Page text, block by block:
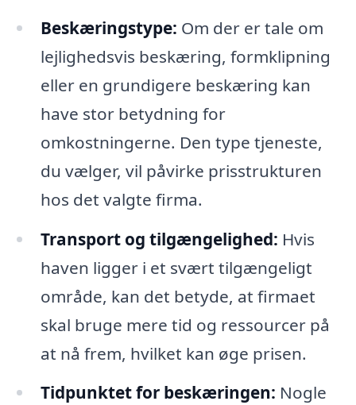
Beskæringstype: Om der er tale om
lejlighedsvis beskæring, formklipning
eller en grundigere beskæring kan
have stor betydning for
omkostningerne. Den type tjeneste,
du vælger, vil påvirke prisstrukturen
hos det valgte firma.
Transport og tilgængelighed: Hvis
haven ligger i et svært tilgængeligt
område, kan det betyde, at firmaet
skal bruge mere tid og ressourcer på
at nå frem, hvilket kan øge prisen.
Tidpunktet for beskæringen: Nogle